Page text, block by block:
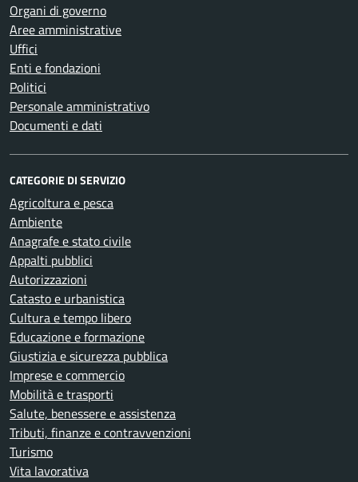
Organi di governo
Aree amministrative
Uffici
Enti e fondazioni
Politici
Personale amministrativo
Documenti e dati
CATEGORIE DI SERVIZIO
Agricoltura e pesca
Ambiente
Anagrafe e stato civile
Appalti pubblici
Autorizzazioni
Catasto e urbanistica
Cultura e tempo libero
Educazione e formazione
Giustizia e sicurezza pubblica
Imprese e commercio
Mobilità e trasporti
Salute, benessere e assistenza
Tributi, finanze e contravvenzioni
Turismo
Vita lavorativa